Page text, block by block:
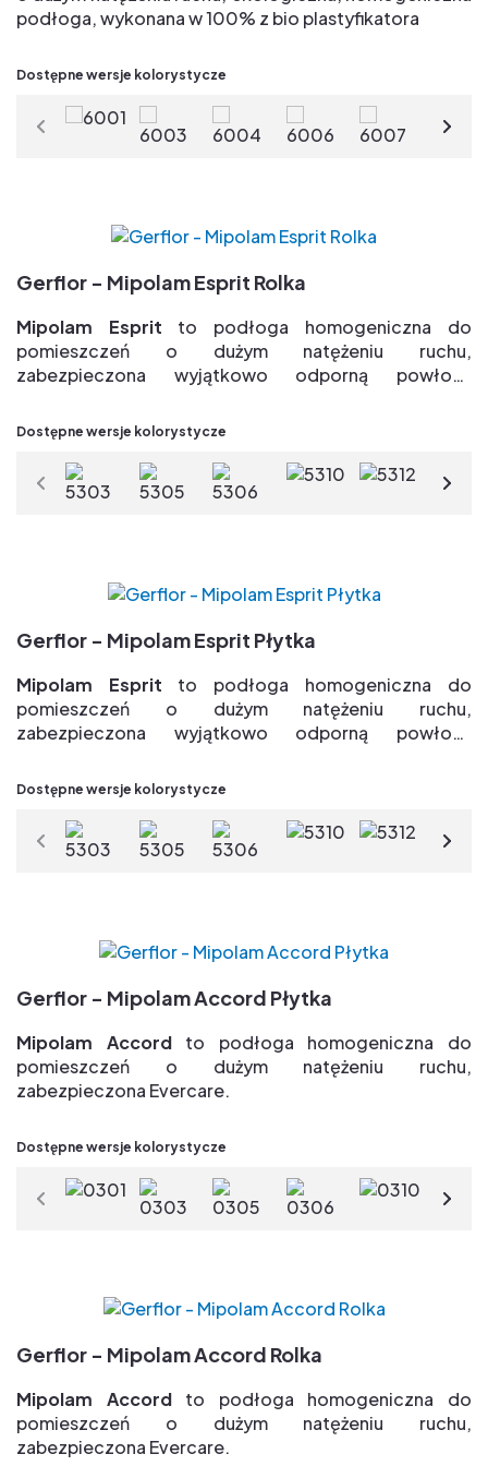
podłoga, wykonana w 100% z bio plastyfikatora
Grupa T => Najlepsza odporność na ścieranie
Ekskluzywne i opatentowane zabezpieczenie
powierzchniowe Evercare (R) => łatwe
Paleta 26 naturalnych kolorów dla dowolnego
100% bio-pochodzenia plastyfikatory => 75%
odnawialnych surowców
TVOC po 28 dniach < 10µg/m3 => jakość powietrza
wewnątrz pomieszczeń
Dostępne wersje kolorystycze
Gerflor - Mipolam Esprit Rolka
Mipolam Esprit to podłoga homogeniczna do
pomieszczeń o dużym natężeniu ruchu,
zabezpieczona wyjątkowo odporną powłoką
Grupa T => Najlepsza odporność na ścieranie
Ekskluzywne i opatentowane zabezpieczenie
powierzchniowe Evercare(R) => łatwe
Paleta 26 naturalnych kolorów
100% bio-pochodzenia plastyfikatory => 75%
odnawialnych surowców
TVOC po 28 dniach < 10µg/m3 => jakość powietrza
wewnątrz pomieszczeń
Dostępne wersje kolorystycze
Gerflor - Mipolam Esprit Płytka
Mipolam Esprit to podłoga homogeniczna do
pomieszczeń o dużym natężeniu ruchu,
zabezpieczona wyjątkowo odporną powłoką
Grupa T => Najlepsza odporność na ścieranie
Ekskluzywne i opatentowane zabezpieczenie
powierzchniowe Evercare(R) => łatwe
Paleta 26 naturalnych kolorów
100% bio-pochodzenia plastyfikatory => 75%
odnawialnych surowców
TVOC po 28 dniach < 10µg/m3 => jakość powietrza
wewnątrz pomieszczeń
Dostępne wersje kolorystycze
Gerflor - Mipolam Accord Płytka
Mipolam Accord to podłoga homogeniczna do
pomieszczeń o dużym natężeniu ruchu,
zabezpieczona Evercare.
Grupa T => najlepsza odporność na ścieranie
przez cały cykl życia & duża odporność na plamy
Paleta 29 kolorów pół- kierunkowych dla swobody
wybory projektu
wykończeniem
TVOC po 28 days < 10µg/m3 => jakość powietrza
wewnątrz pomieszczeń
Dostępne wersje kolorystycze
Gerflor - Mipolam Accord Rolka
Mipolam Accord to podłoga homogeniczna do
pomieszczeń o dużym natężeniu ruchu,
zabezpieczona Evercare.